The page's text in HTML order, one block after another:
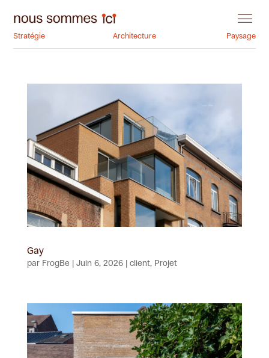
Stratégie Architecture Paysage
Gay
par FrogBe | Juin 6, 2026| client, Projet